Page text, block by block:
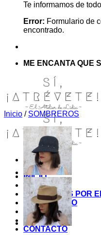
Te informamos de todo
Error: Formulario de
encontrado.
ME ENCANTA QUE
INICIO
TIENDA
MIS COSITAS POR
EL COMIENZO
BLOG
PAGOS
CONTACTO
Inicio / SOMBREROS